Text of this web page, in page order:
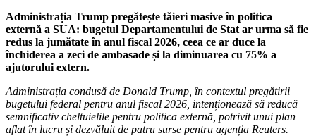
Administrația Trump pregătește tăieri masive în politica
externă a SUA: bugetul Departamentului de Stat ar urma să fie
redus la jumătate în anul fiscal 2026, ceea ce ar duce la
închiderea a zeci de ambasade și la diminuarea cu 75% a
ajutorului extern.
Administrația condusă de Donald Trump, în contextul pregătirii
bugetului federal pentru anul fiscal 2026, intenționează să reducă
semnificativ cheltuielile pentru politica externă, potrivit unui plan
aflat în lucru și dezvăluit de patru surse pentru agenția Reuters.